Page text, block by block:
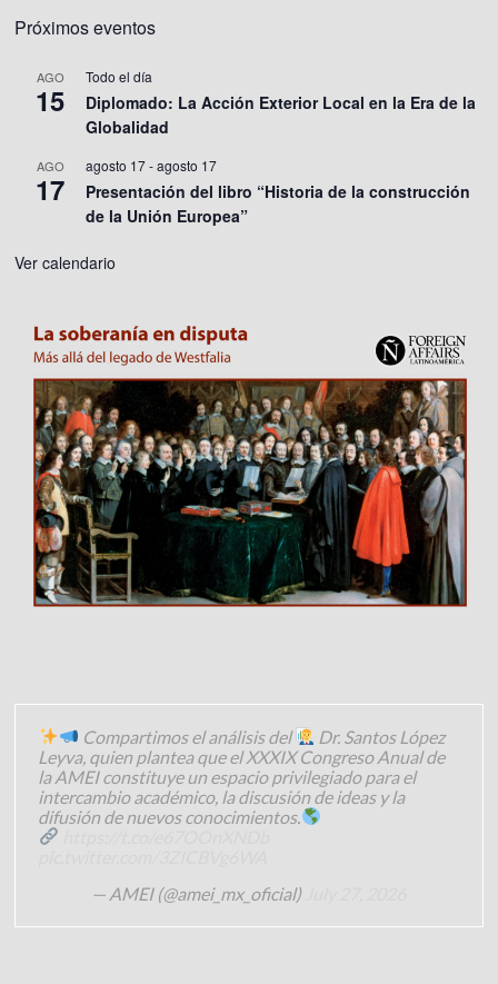
Próximos eventos
AGO
15
Todo el día
Diplomado: La Acción Exterior Local en la Era de la
Globalidad
AGO
17
agosto 17-agosto 17
Presentación del libro “Historia de la construcción
de la Unión Europea”
Ver calendario
Compartimos el análisis del
Dr. Santos López
Leyva, quien plantea que el XXXIX Congreso Anual de
la AMEI constituye un espacio privilegiado para el
intercambio académico, la discusión de ideas y la
difusión de nuevos conocimientos.
— AMEI (@amei_mx_oficial)